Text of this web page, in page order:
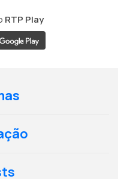
RTP Play